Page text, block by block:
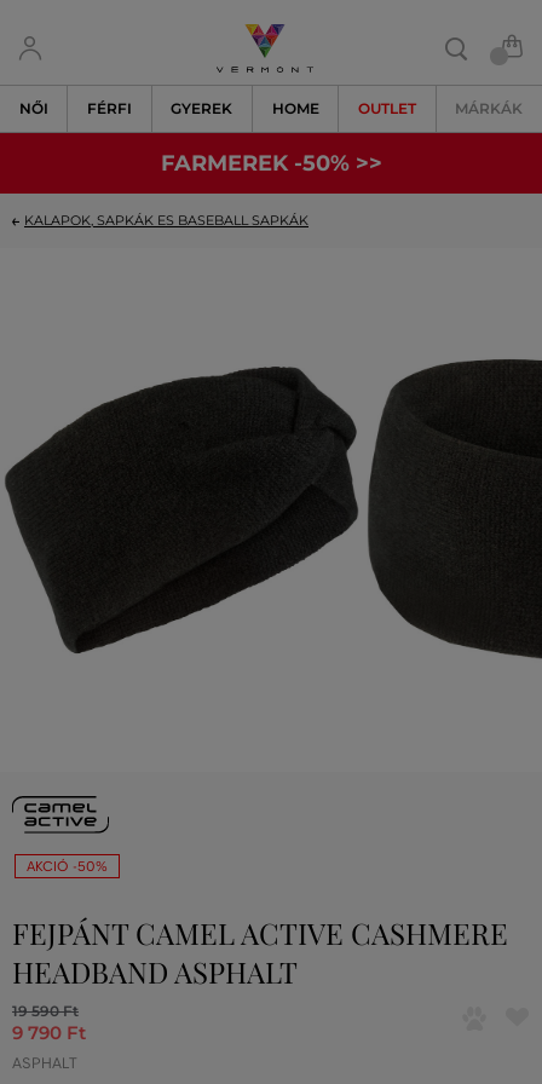
NŐI FÉRFI GYEREK HOME OUTLET MÁRKÁK
FARMEREK -50% >>
KALAPOK, SAPKÁK ES BASEBALL SAPKÁK
AKCIÓ -50%
FEJPÁNT CAMEL ACTIVE CASHMERE
HEADBAND ASPHALT
19 590 Ft
9 790 Ft
ASPHALT